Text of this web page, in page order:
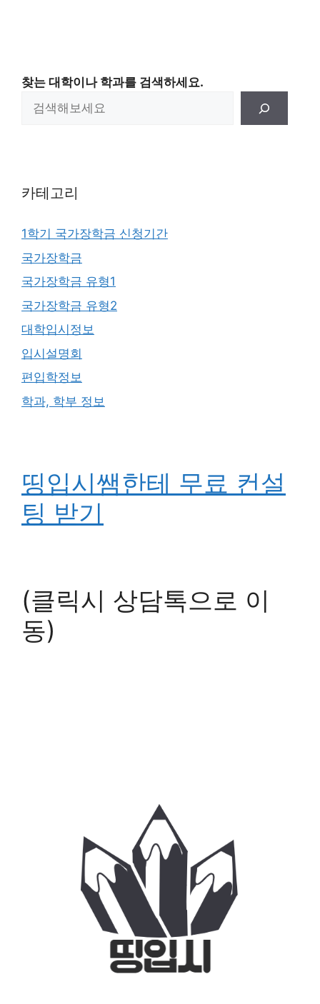
찾는 대학이나 학과를 검색하세요.
카테고리
1학기 국가장학금 신청기간
국가장학금
국가장학금 유형1
국가장학금 유형2
대학입시정보
입시설명회
편입학정보
학과, 학부 정보
띵입시쌤한테 무료 컨설
팅 받기
(클릭시 상담톡으로 이
동)